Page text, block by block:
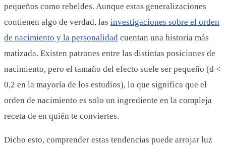
pequeños como rebeldes. Aunque estas generalizaciones
contienen algo de verdad, las investigaciones sobre el orden
de nacimiento y la personalidad cuentan una historia más
matizada. Existen patrones entre las distintas posiciones de
nacimiento, pero el tamaño del efecto suele ser pequeño (d <
0,2 en la mayoría de los estudios), lo que significa que el
orden de nacimiento es solo un ingrediente en la compleja
receta de en quién te conviertes.
Dicho esto, comprender estas tendencias puede arrojar luz